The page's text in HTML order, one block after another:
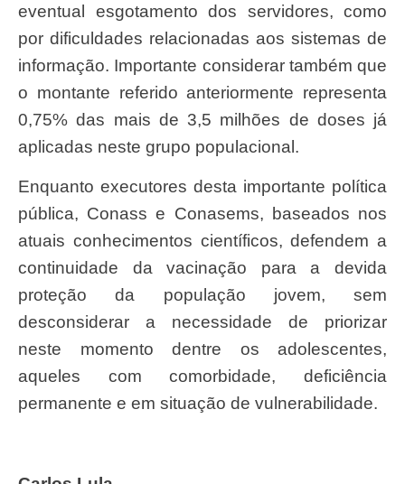
eventual esgotamento dos servidores, como
por dificuldades relacionadas aos sistemas de
informação. Importante considerar também que
o montante referido anteriormente representa
0,75% das mais de 3,5 milhões de doses já
aplicadas neste grupo populacional.
Enquanto executores desta importante política
pública, Conass e Conasems, baseados nos
atuais conhecimentos científicos, defendem a
continuidade da vacinação para a devida
proteção da população jovem, sem
desconsiderar a necessidade de priorizar
neste momento dentre os adolescentes,
aqueles com comorbidade, deficiência
permanente e em situação de vulnerabilidade.